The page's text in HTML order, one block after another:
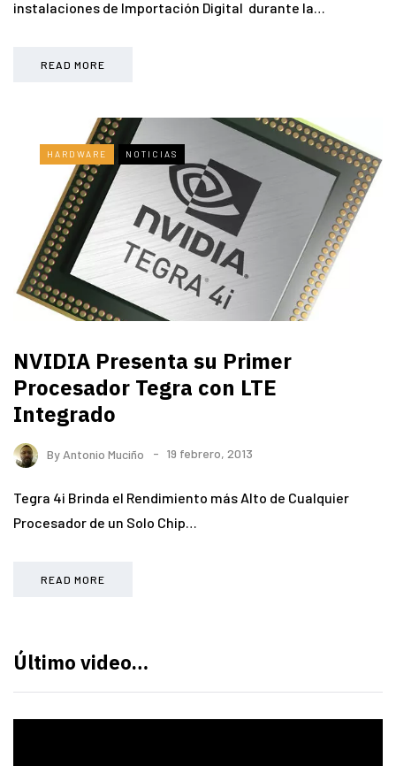
instalaciones de Importación Digital durante la…
READ MORE
HARDWARE NOTICIAS
NVIDIA Presenta su Primer
Procesador Tegra con LTE
Integrado
By Antonio Muciño 19 febrero, 2013
Tegra 4i Brinda el Rendimiento más Alto de Cualquier
Procesador de un Solo Chip…
READ MORE
Último video…